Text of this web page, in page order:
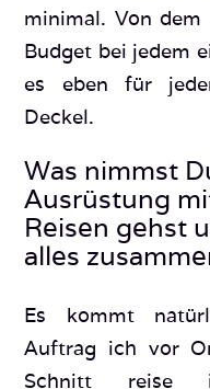
minimal. Von dem
Budget bei jedem
es eben für
Deckel.
Was nimmst
Ausrüstung
Reisen gehst
alles
Es kommt
Auftrag ich vor
Schnitt